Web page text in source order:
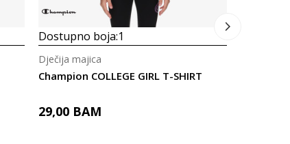
Dostupno boja:1
Champion COLLEGE GIRL T-SHIRT
Dječija majica
29,00 BAM